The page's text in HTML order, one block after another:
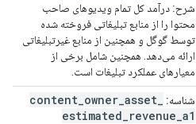
شرح: درآمد کل تمام ویدیوهای صاحب
محتوا را از منابع تبلیغاتی فروخته شده
توسط گوگل و همچنین از منابع غیرتبلیغاتی
ارائه می‌دهد. همچنین شامل برخی از
معیارهای عملکرد تبلیغات است.
شناسه: content owner asset
estimated revenue a1